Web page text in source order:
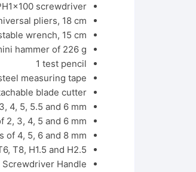
screwdriver
pliers, 18 cm
wrench, 15 cm
hammer of 226 g
1 test pencil
measuring tape
blade cutter
4, 5, 5.5 and 6 mm
2, 3, 4, 5 and 6 mm
of 4, 5, 6 and 8 mm
T8, H1.5 and H2.5
Handle